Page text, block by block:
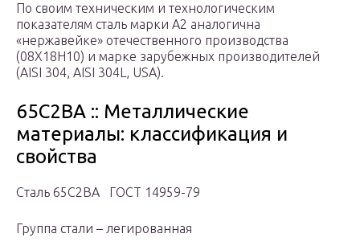
По своим техническим и технологическим
показателям сталь марки А2 аналогична
«нержавейке» отечественного производства
(08X18H10) и марке зарубежных производителей
(AISI 304, AISI 304L, USA).
65С2ВА :: Металлические
материалы: классификация и
свойства
Сталь 65С2ВА ГОСТ 14959-79
Группа стали – легированная